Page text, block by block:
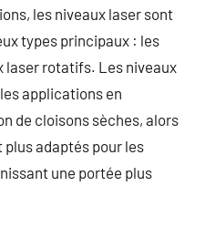
les niveaux laser sont
types principaux : les
laser rotatifs. Les niveaux
applications en
de cloisons sèches, alors
adaptés pour les
une portée plus